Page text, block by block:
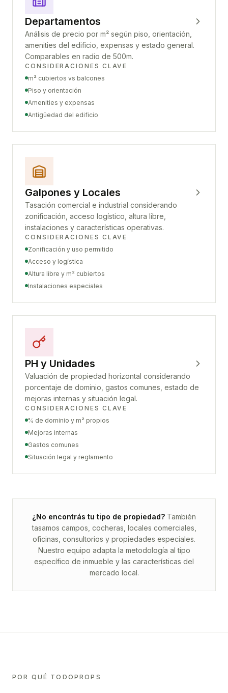
Departamentos
Análisis de precio por m² según piso, orientación,
amenities del edificio, expensas y estado general.
Comparables en radio de 500m.
CONSIDERACIONES CLAVE
m² cubiertos vs balcones
Piso y orientación
Amenities y expensas
Antigüedad del edificio
Galpones y Locales
Tasación comercial e industrial considerando
zonificación, acceso logístico, altura libre,
instalaciones y características operativas.
CONSIDERACIONES CLAVE
Zonificación y uso permitido
Acceso y logística
Altura libre y m² cubiertos
Instalaciones especiales
PH y Unidades
Valuación de propiedad horizontal considerando
porcentaje de dominio, gastos comunes, estado de
mejoras internas y situación legal.
CONSIDERACIONES CLAVE
% de dominio y m² propios
Mejoras internas
Gastos comunes
Situación legal y reglamento
¿No encontrás tu tipo de propiedad? También
tasamos campos, cocheras, locales comerciales,
oficinas, consultorios y propiedades especiales.
Nuestro equipo adapta la metodología al tipo
específico de inmueble y las características del
mercado local.
POR QUÉ TODOPROPS